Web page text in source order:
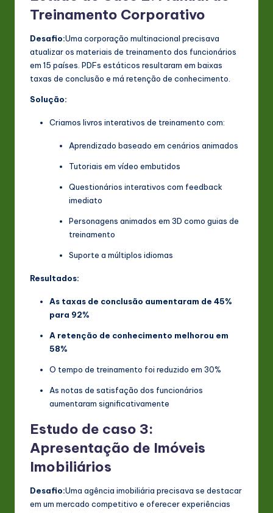
Treinamento Corporativo
Desafio:Uma corporação multinacional precisava
atualizar os materiais de treinamento dos funcionários
em 15 países. PDFs estáticos resultaram em baixas
taxas de conclusão e má retenção de conhecimento.
Solução:
Criamos livros interativos de treinamento com:
Aprendizado baseado em cenários animados
Tutoriais em vídeo embutidos
Questionários interativos com feedback
imediato
Personagens animados em 3D como guias de
treinamento
Suporte a múltiplos idiomas
Resultados:
As taxas de conclusão aumentaram de 45%
para 92%
A retenção de conhecimento melhorou em
58%
O tempo de treinamento foi reduzido em 30%
As notas de satisfação dos funcionários
aumentaram significativamente
Estudo de caso 3:
Apresentação de Imóveis
Imobiliários
Desafio:Uma agência imobiliária precisava se destacar
em um mercado competitivo e oferecer experiências